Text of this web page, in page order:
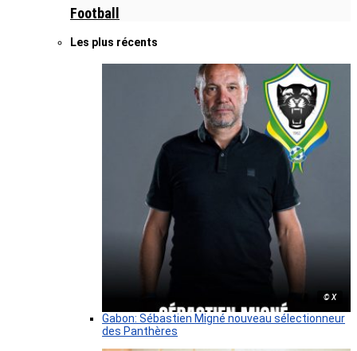
Football
Les plus récents
© X
Gabon: Sébastien Migné nouveau sélectionneur
des Panthères